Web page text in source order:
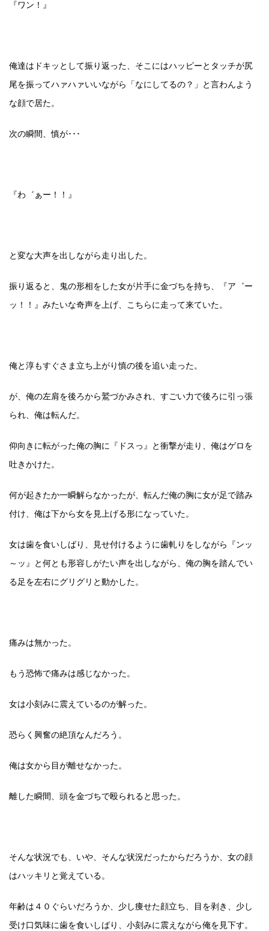
『ワン！』
俺達はドキッとして振り返った、そこにはハッピーとタッチが尻
尾を振ってハァハァいいながら「なにしてるの？」と言わんよう
な顔で居た。
次の瞬間、慎が･･･
『わ゛ぁー！！』
と変な大声を出しながら走り出した。
振り返ると、鬼の形相をした女が片手に金づちを持ち、『ア゛ー
ッ！！』みたいな奇声を上げ、こちらに走って来ていた。
俺と淳もすぐさま立ち上がり慎の後を追い走った。
が、俺の左肩を後ろから鷲づかみされ、すごい力で後ろに引っ張
られ、俺は転んだ。
仰向きに転がった俺の胸に『ドスっ』と衝撃が走り、俺はゲロを
吐きかけた。
何が起きたか一瞬解らなかったが、転んだ俺の胸に女が足で踏み
付け、俺は下から女を見上げる形になっていた。
女は歯を食いしばり、見せ付けるように歯軋りをしながら『ンッ
～ッ』と何とも形容しがたい声を出しながら、俺の胸を踏んでい
る足を左右にグリグリと動かした。
痛みは無かった。
もう恐怖で痛みは感じなかった。
女は小刻みに震えているのが解った。
恐らく興奮の絶頂なんだろう。
俺は女から目が離せなかった。
離した瞬間、頭を金づちで殴られると思った。
そんな状況でも、いや、そんな状況だったからだろうか、女の顔
はハッキリと覚えている。
年齢は４０ぐらいだろうか、少し痩せた顔立ち、目を剥き、少し
受け口気味に歯を食いしばり、小刻みに震えながら俺を見下す。